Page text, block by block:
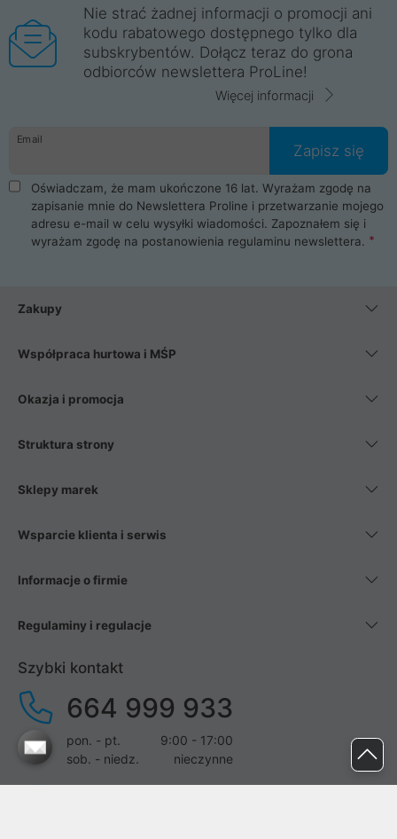
Nie strać żadnej informacji o promocji ani
kodu rabatowego dostępnego tylko dla
subskrybentów. Dołącz teraz do grona
odbiorców newslettera ProLine!
Więcej informacji
Email
Zapisz się
Oświadczam, że mam ukończone 16 lat. Wyrażam zgodę na
zapisanie mnie do Newslettera Proline i przetwarzanie mojego
adresu e-mail w celu wysyłki wiadomości. Zapoznałem się i
wyrażam zgodę na postanowienia regulaminu newslettera.
Zakupy
Współpraca hurtowa i MŚP
Okazja i promocja
Struktura strony
Sklepy marek
Wsparcie klienta i serwis
Informacje o firmie
Regulaminy i regulacje
Szybki kontakt
664 999 933
pon. - pt.
9:00 - 17:00
sob. - niedz.
nieczynne